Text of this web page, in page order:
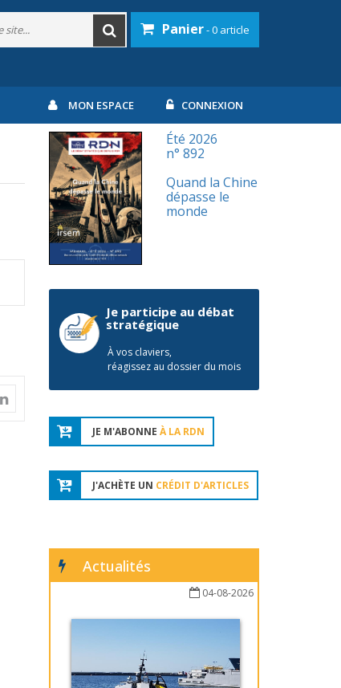
Panier- 0 article
MON ESPACE CONNEXION
Été 2026
n° 892
Quand la Chine
dépasse le
monde
Je participe au débat
stratégique
À vos claviers,
réagissez au dossier du mois
JE M'ABONNE À LA RDN
J'ACHÈTE UN CRÉDIT D'ARTICLES
Actualités
04-08-2026